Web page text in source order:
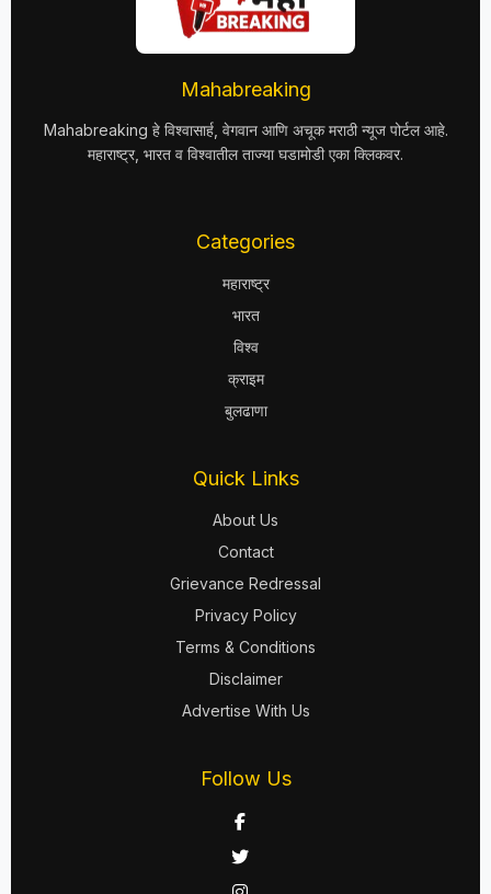
Mahabreaking
Mahabreaking हे विश्वासार्ह, वेगवान आणि अचूक मराठी न्यूज पोर्टल आहे.
महाराष्ट्र, भारत व विश्वातील ताज्या घडामोडी एका क्लिकवर.
Categories
महाराष्ट्र
भारत
विश्व
क्राइम
बुलढाणा
Quick Links
About Us
Contact
Grievance Redressal
Privacy Policy
Terms & Conditions
Disclaimer
Advertise With Us
Follow Us